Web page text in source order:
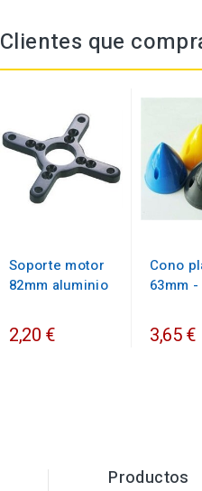
Clientes que
Soporte motor
82mm aluminio
2,20 €
Cono
63mm
3,65 €
Productos